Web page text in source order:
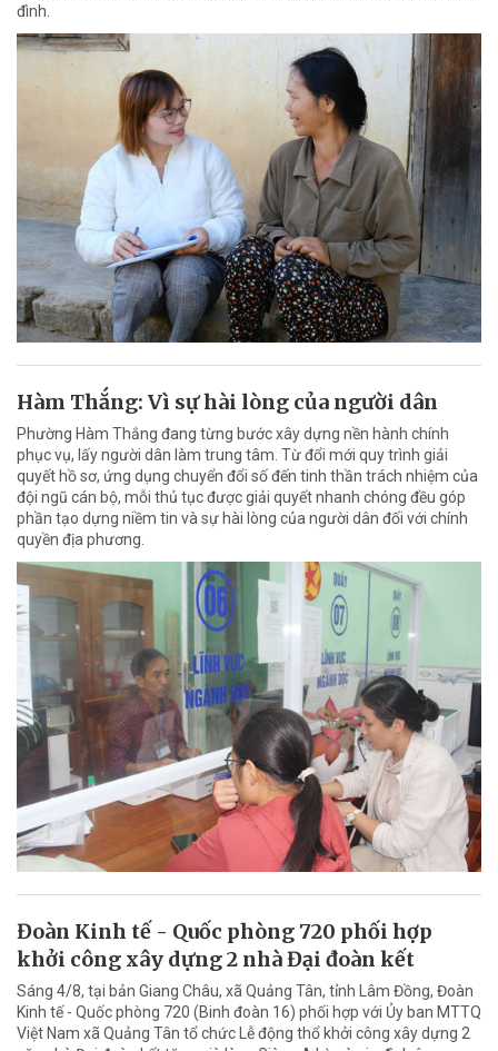
đình.
Hàm Thắng: Vì sự hài lòng của người dân
Phường Hàm Thắng đang từng bước xây dựng nền hành chính
phục vụ, lấy người dân làm trung tâm. Từ đổi mới quy trình giải
quyết hồ sơ, ứng dụng chuyển đổi số đến tinh thần trách nhiệm của
đội ngũ cán bộ, mỗi thủ tục được giải quyết nhanh chóng đều góp
phần tạo dựng niềm tin và sự hài lòng của người dân đối với chính
quyền địa phương.
Đoàn Kinh tế - Quốc phòng 720 phối hợp
khởi công xây dựng 2 nhà Đại đoàn kết
Sáng 4/8, tại bản Giang Châu, xã Quảng Tân, tỉnh Lâm Đồng, Đoàn
Kinh tế - Quốc phòng 720 (Binh đoàn 16) phối hợp với Ủy ban MTTQ
Việt Nam xã Quảng Tân tổ chức Lễ động thổ khởi công xây dựng 2